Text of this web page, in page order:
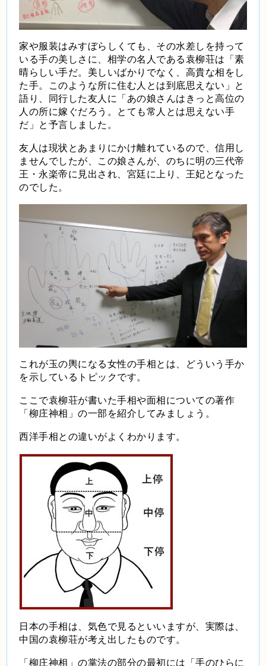
家や服装はみすぼらしくても、その水差しを持って
いる手の美しさに、相学の名人である袁柳荘は「素
晴らしい手だ。美しいばかりでなく、高貴な相をし
た手。このような所に住む人とは到底思えない」と
語り、同行した友人に「あの娘さんはきっと高位の
人の所に嫁ぐだろう。とても常人とは思えない手
だ」と予言しました。
友人は現状とあまりにかけ離れているので、信用し
ませんでしたが、この娘さんが、のちに明の三代帝
王・永楽帝に見出され、宮廷に上り、王妃となった
のでした。
これが玉の輿になる女性の手相とは、どういう手か
を示しているトピックです。
ここで袁柳荘が書いた手相や面相についての著作
「柳庄神相」の一部を紹介してみましょう。
西洋手相との違いがよくわかります。
日本の手相は、気色で見るといいますが、実際は、
中国の袁柳荘が考え出したものです。
「柳庄神相」の掌法の部分の最初には「手のひらに